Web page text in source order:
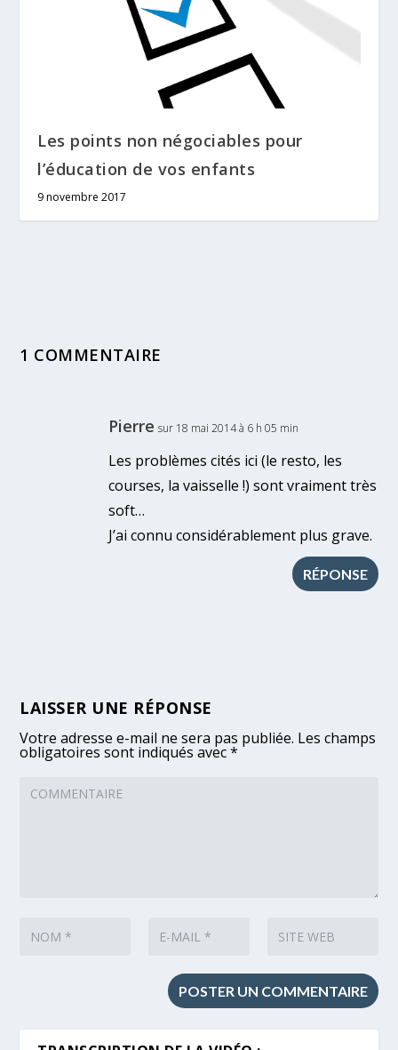
Les points non négociables pour
l’éducation de vos enfants
9 novembre 2017
1 COMMENTAIRE
Pierre sur 18 mai 2014 à 6 h 05 min
Les problèmes cités ici (le resto, les
courses, la vaisselle !) sont vraiment très
soft…
J’ai connu considérablement plus grave.
RÉPONSE
LAISSER UNE RÉPONSE
Votre adresse e-mail ne sera pas publiée. Les champs
obligatoires sont indiqués avec*